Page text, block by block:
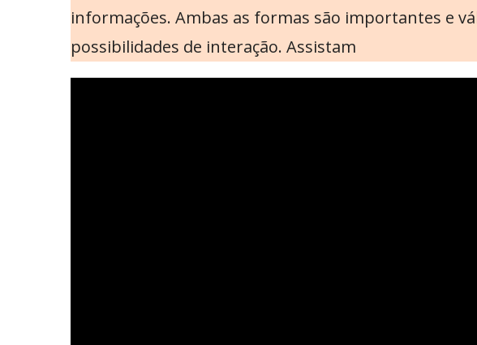
informações. Ambas as formas são importantes e
possibilidades de interação. Assistam